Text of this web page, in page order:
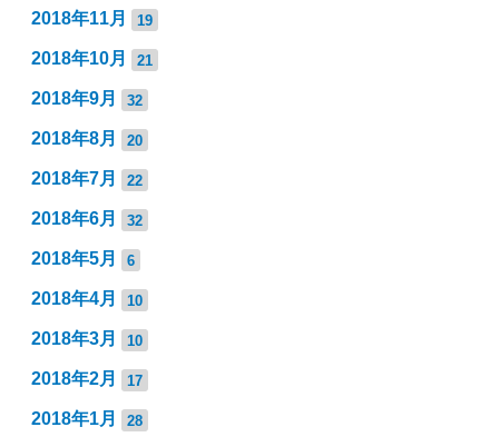
2018年11月 19
2018年10月 21
2018年9月 32
2018年8月 20
2018年7月 22
2018年6月 32
2018年5月 6
2018年4月 10
2018年3月 10
2018年2月 17
2018年1月 28